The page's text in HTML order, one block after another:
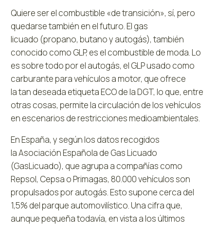
Quiere ser el combustible «de transición», sí, pero
quedarse también en el futuro. El gas
licuado (propano, butano y autogás), también
conocido como GLP, es el combustible de moda. Lo
es sobre todo por el autogás, el GLP usado como
carburante para vehículos a motor, que ofrece
la tan deseada etiqueta ECO de la DGT, lo que, entre
otras cosas, permite la circulación de los vehículos
en escenarios de restricciones medioambientales.
En España, y según los datos recogidos
la Asociación Española de Gas Licuado
(GasLicuado), que agrupa a compañías como
Repsol, Cepsa o Primagas, 80.000 vehículos son
propulsados por autogás. Esto supone cerca del
1,5% del parque automovilístico. Una cifra que,
aunque pequeña todavía, en vista a los últimos